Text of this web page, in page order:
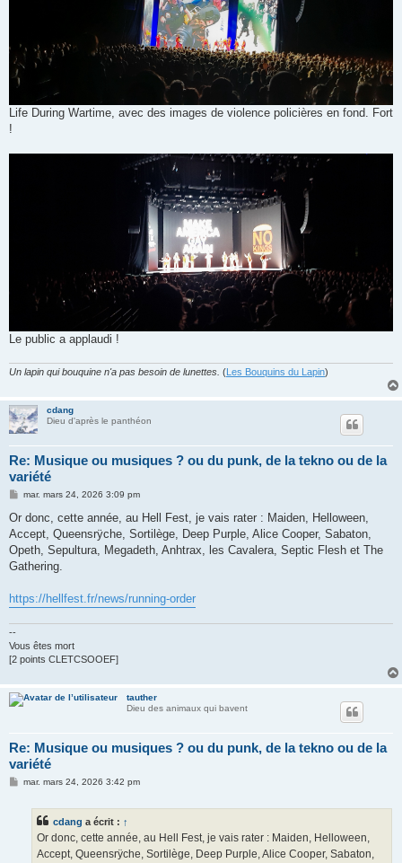
Life During Wartime, avec des images de violence policières en fond. Fort
!
Le public a applaudi !
Un lapin qui bouquine n'a pas besoin de lunettes. ( Les Bouquins du Lapin)
cdang
Dieu d'après le panthéon
Re: Musique ou musiques ? ou du punk, de la tekno ou de la
variété
M
s
a
g
e
mar. mars 24, 2026 3:09 pm
Or donc, cette année, au Hell Fest, je vais rater : Maiden, Helloween,
Accept, Queensrÿche, Sortilège, Deep Purple, Alice Cooper, Sabaton,
Opeth, Sepultura, Megadeth, Anhtrax, les Cavalera, Septic Flesh et The
Gathering.
https://hellfest.fr/news/running-order
--
Vous êtes mort
[2 points CLETCSOOEF]
tauther
Dieu des animaux qui bavent
Re: Musique ou musiques ? ou du punk, de la tekno ou de la
variété
Mmar. mars 24, 2026 3:42 pm
cdang a écrit : ↑
Or donc, cette année, au Hell Fest, je vais rater : Maiden, Helloween,
Accept, Queensrÿche, Sortilège, Deep Purple, Alice Cooper, Sabaton,